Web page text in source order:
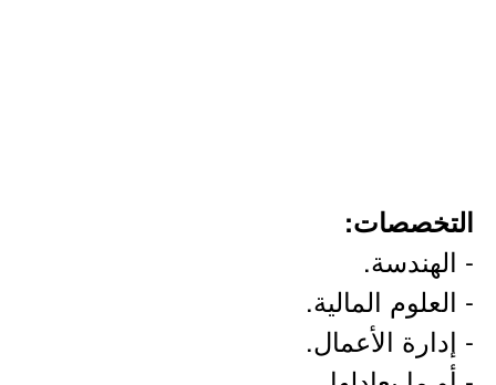
التخصصات:
- الهندسة.
- العلوم المالية.
- إدارة الأعمال.